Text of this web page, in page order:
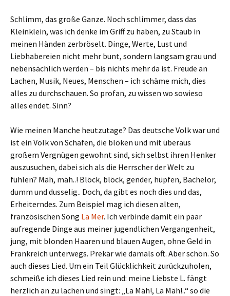
Schlimm, das große Ganze. Noch schlimmer, dass das
Kleinklein, was ich denke im Griff zu haben, zu Staub in
meinen Händen zerbröselt. Dinge, Werte, Lust und
Liebhabereien nicht mehr bunt, sondern langsam grau und
nebensächlich werden – bis nichts mehr da ist. Freude an
Lachen, Musik, Neues, Menschen – ich schäme mich, dies
alles zu durchschauen. So profan, zu wissen wo sowieso
alles endet. Sinn?
Wie meinen Manche heutzutage? Das deutsche Volk war und
ist ein Volk von Schafen, die blöken und mit überaus
großem Vergnügen gewohnt sind, sich selbst ihren Henker
auszusuchen, dabei sich als die Herrscher der Welt zu
fühlen? Mäh, mäh..! Blöck, blöck, gender, hüpfen, Bachelor,
dumm und dusselig.. Doch, da gibt es noch dies und das,
Erheiterndes. Zum Beispiel mag ich diesen alten,
französischen Song La Mer. Ich verbinde damit ein paar
aufregende Dinge aus meiner jugendlichen Vergangenheit,
jung, mit blonden Haaren und blauen Augen, ohne Geld in
Frankreich unterwegs. Prekär wie damals oft. Aber schön. So
auch dieses Lied. Um ein Teil Glücklichkeit zurückzuholen,
schmeiße ich dieses Lied rein und: meine Liebste L. fängt
herzlich an zu lachen und singt: „La Mäh!, La Mäh!..“ so die